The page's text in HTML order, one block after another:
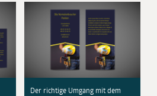
Der richtige Umgang mit dem